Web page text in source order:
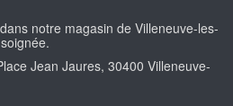
notre magasin de Villeneuve-les-
Jean Jaures, 30400 Villeneuve-